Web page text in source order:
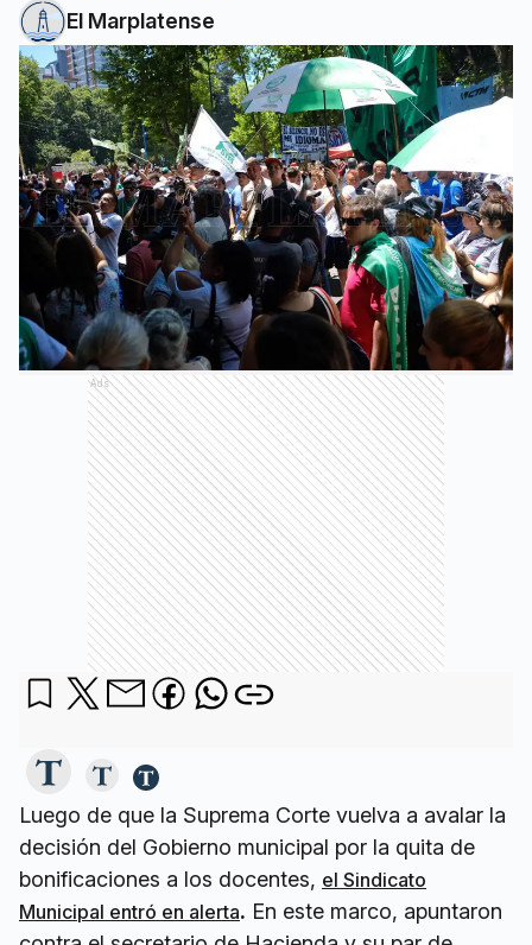
El Marplatense
Ads
Luego de que la Suprema Corte vuelva a avalar la
decisión del Gobierno municipal por la quita de
bonificaciones a los docentes, el Sindicato
Municipal entró en alerta. En este marco, apuntaron